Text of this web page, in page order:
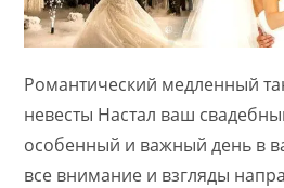
Романтический медленный
невесты Настал ваш
особенный и важный день в
все внимание и взгляды